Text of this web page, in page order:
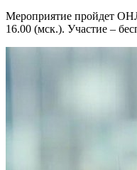
Мероприятие пройдет
16.00 (мск.). Участие –